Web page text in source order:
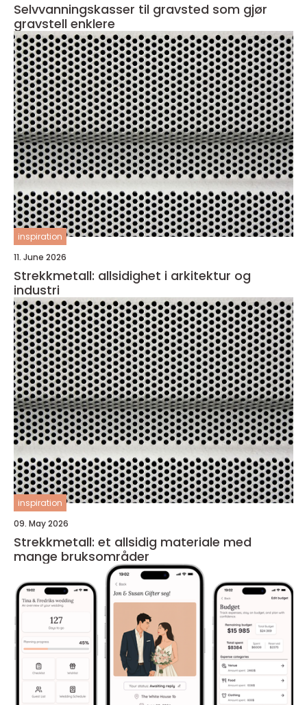
Selvvanningskasser til gravsted som gjør
gravstell enklere
inspiration
11. June 2026
Strekkmetall: allsidighet i arkitektur og
industri
inspiration
09. May 2026
Strekkmetall: et allsidig materiale med
mange bruksområder